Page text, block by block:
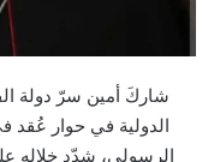
شاركَ أمين سرّ دولة
الدولية في حوار عُقد
الرسولي، شدّد خلاله